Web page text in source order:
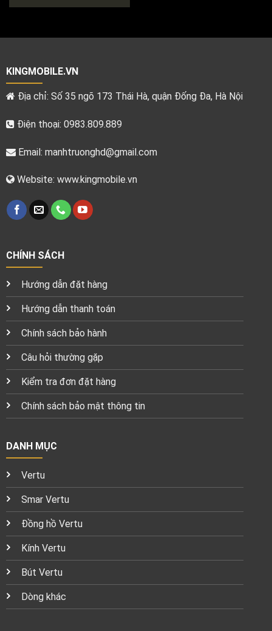
KINGMOBILE.VN
Địa chỉ: Số 35 ngõ 173 Thái Hà, quận Đống Đa, Hà Nội
Điện thoại: 0983.809.889
Email: manhtruonghd@gmail.com
Website: www.kingmobile.vn
CHÍNH SÁCH
Hướng dẫn đặt hàng
Hướng dẫn thanh toán
Chính sách bảo hành
Câu hỏi thường gặp
Kiểm tra đơn đặt hàng
Chính sách bảo mật thông tin
DANH MỤC
Vertu
Smar Vertu
Đồng hồ Vertu
Kính Vertu
Bút Vertu
Dòng khác